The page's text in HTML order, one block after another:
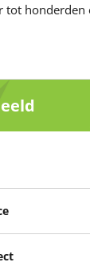
tot honderden